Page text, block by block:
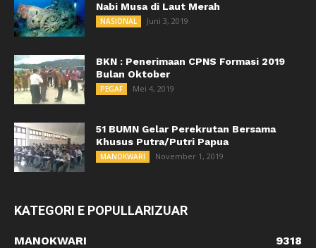
Nabi Musa di Laut Merah
NASIONAL Juni 3, 2019
BKN : Penerimaan CPNS Formasi 2019
Bulan Oktober
PEGAF Mei 4, 2019
51 BUMN Gelar Perekrutan Bersama
Khusus Putra/Putri Papua
MANOKWARI November 1, 2019
KATEGORI E POPULLARIZUAR
MANOKWARI
9318